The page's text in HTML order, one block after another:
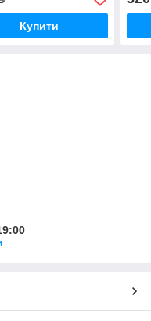
заборонено
Купити